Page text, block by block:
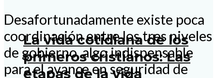
La vida cotidiana de los
primeros cristianos: Las
etapas de la vida
Desafortunadamente existe poca
coordinación entre los tres niveles
de gobierno, algo indispensable
para el avance en seguridad de